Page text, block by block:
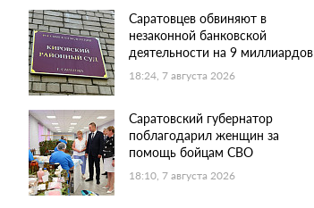
Саратовцев обвиняют в
незаконной банковской
деятельности на 9 миллиардов
18:24, 7 августа 2026
Саратовский губернатор
поблагодарил женщин за
помощь бойцам СВО
18:10, 7 августа 2026